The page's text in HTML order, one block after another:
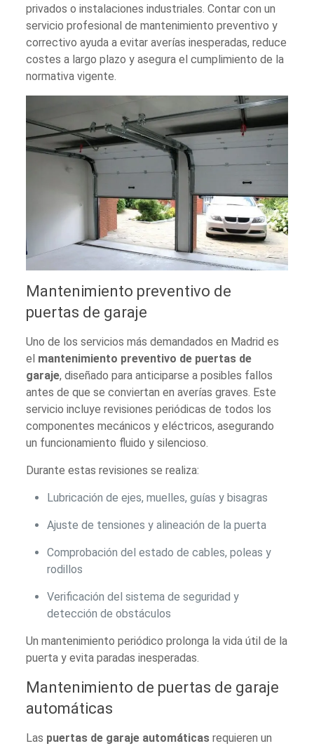
privados o instalaciones industriales. Contar con un
servicio profesional de mantenimiento preventivo y
correctivo ayuda a evitar averías inesperadas, reduce
costes a largo plazo y asegura el cumplimiento de la
normativa vigente.
Mantenimiento preventivo de
puertas de garaje
Uno de los servicios más demandados en Madrid es
el mantenimiento preventivo de puertas de
garaje, diseñado para anticiparse a posibles fallos
antes de que se conviertan en averías graves. Este
servicio incluye revisiones periódicas de todos los
componentes mecánicos y eléctricos, asegurando
un funcionamiento fluido y silencioso.
Durante estas revisiones se realiza:
Lubricación de ejes, muelles, guías y bisagras
Ajuste de tensiones y alineación de la puerta
Comprobación del estado de cables, poleas y
rodillos
Verificación del sistema de seguridad y
detección de obstáculos
Un mantenimiento periódico prolonga la vida útil de la
puerta y evita paradas inesperadas.
Mantenimiento de puertas de garaje
automáticas
Las puertas de garaje automáticas requieren un